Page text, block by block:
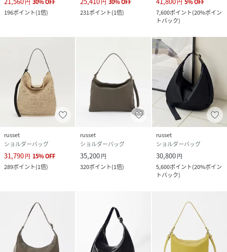
Made in Japan
性別タイプ ユニセックス
原産国
素材
本体:綿,表PVC加工
裏地:綿×麻
ショルダーベルト:ナイロン
サイズ FREE
円 30%OFF
196ポイント(1倍)
円 30%OFF
231ポイント(1倍)
円 5%OFF
7,600ポイント(20%ポイン
トバック)
russet
ショルダーバッグ
31,790円 15%OFF
289ポイント(1倍)
russet
ショルダーバッグ
35,200円
320ポイント(1倍)
russet
ショルダーバッグ
30,800円
5,600ポイント(20%ポイン
トバック)